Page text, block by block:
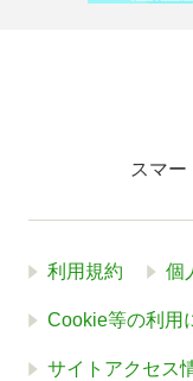
スマー
利用規約 個
Cookie等の利用
サイトアクセス